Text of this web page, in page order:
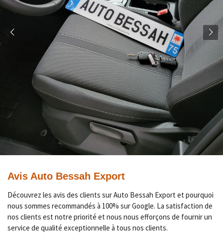
Avis Auto Bessah Export
Découvrez les avis des clients sur Auto Bessah Export et pourquoi
nous sommes recommandés à 100% sur Google. La satisfaction de
nos clients est notre priorité et nous nous efforçons de fournir un
service de qualité exceptionnelle à tous nos clients.